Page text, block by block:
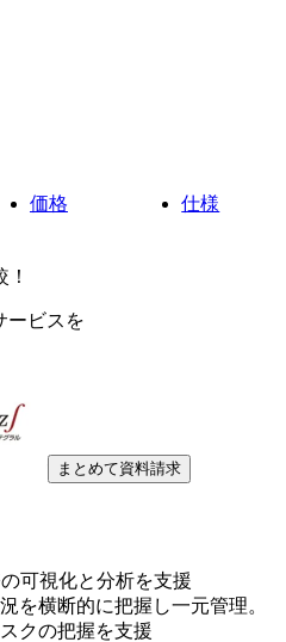
価格 仕様
ービスを
まとめて資料請求
可視化と分析を支援
を横断的に把握し一元管理。
クの把握を支援